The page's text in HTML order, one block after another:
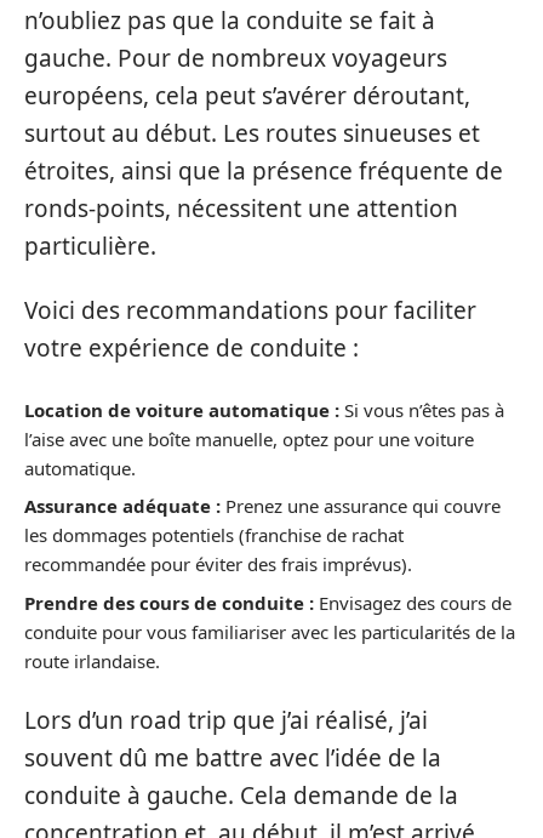
n’oubliez pas que la conduite se fait à
gauche. Pour de nombreux voyageurs
européens, cela peut s’avérer déroutant,
surtout au début. Les routes sinueuses et
étroites, ainsi que la présence fréquente de
ronds-points, nécessitent une attention
particulière.
Voici des recommandations pour faciliter
votre expérience de conduite :
Location de voiture automatique : Si vous n’êtes pas à
l’aise avec une boîte manuelle, optez pour une voiture
automatique.
Assurance adéquate : Prenez une assurance qui couvre
les dommages potentiels (franchise de rachat
recommandée pour éviter des frais imprévus).
Prendre des cours de conduite : Envisagez des cours de
conduite pour vous familiariser avec les particularités de la
route irlandaise.
Lors d’un road trip que j’ai réalisé, j’ai
souvent dû me battre avec l’idée de la
conduite à gauche. Cela demande de la